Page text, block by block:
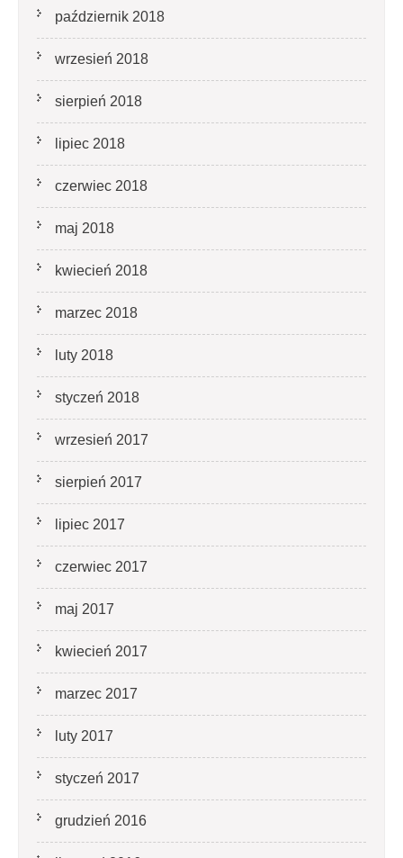
październik 2018
wrzesień 2018
sierpień 2018
lipiec 2018
czerwiec 2018
maj 2018
kwiecień 2018
marzec 2018
luty 2018
styczeń 2018
wrzesień 2017
sierpień 2017
lipiec 2017
czerwiec 2017
maj 2017
kwiecień 2017
marzec 2017
luty 2017
styczeń 2017
grudzień 2016